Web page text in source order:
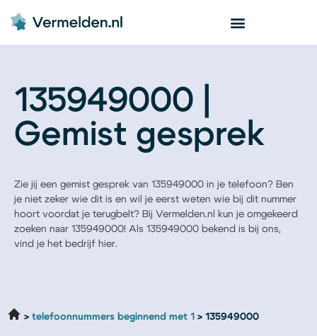
135949000 |
Gemist gesprek
Zie jij een gemist gesprek van 135949000 in je telefoon? Ben
je niet zeker wie dit is en wil je eerst weten wie bij dit nummer
hoort voordat je terugbelt? Bij Vermelden.nl kun je omgekeerd
zoeken naar 135949000! Als 135949000 bekend is bij ons,
vind je het bedrijf hier.
telefoonnummers beginnend met 1 135949000